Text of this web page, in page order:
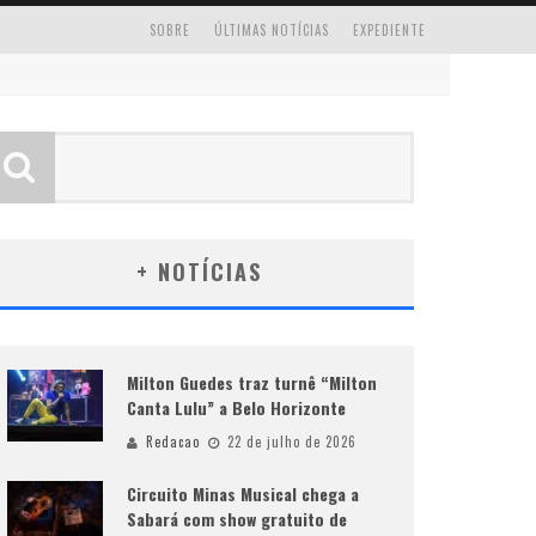
EXPEDIENTE
ÚLTIMAS NOTÍCIAS
SOBRE
+ NOTÍCIAS
Milton Guedes traz turnê “Milton
Canta Lulu” a Belo Horizonte
Redacao 22 de julho de 2026
Circuito Minas Musical chega a
Sabará com show gratuito de